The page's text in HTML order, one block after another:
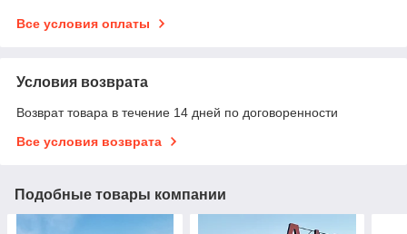
Все условия оплаты
Условия возврата
Возврат товара в течение 14 дней по договоренности
Все условия возврата
Подобные товары компании